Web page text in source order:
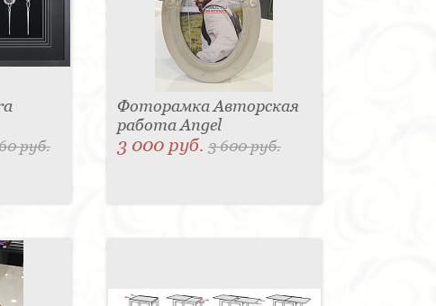
руб.
Фоторамка Авторская
работа Angel
3 000 руб.3 600 руб.